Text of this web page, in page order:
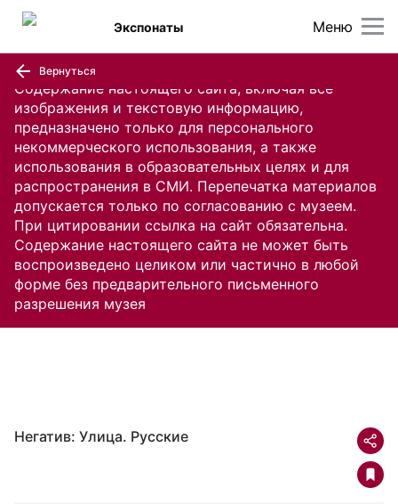
Содержание настоящего сайта, включая все
изображения и текстовую информацию,
предназначено только для персонального
некоммерческого использования, а также
использования в образовательных целях и для
распространения в СМИ. Перепечатка материалов
допускается только по согласованию с музеем.
При цитировании ссылка на сайт обязательна.
Содержание настоящего сайта не может быть
воспроизведено целиком или частично в любой
форме без предварительного письменного
разрешения музея
Меню
Экспонаты
Вернуться
Негатив: Улица. Русские